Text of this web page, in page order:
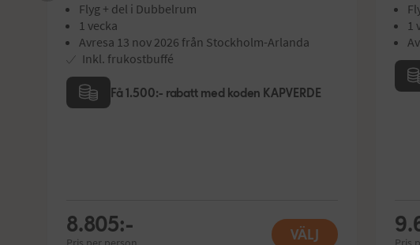
Flyg + del i Dubbelrum
1 vecka
Avresa 13 nov 2026 från Stockholm-Arlanda
Inkl. frukostbuffé
Få 1.500:- rabatt med koden KAPVERDE
8.805:- VÄLJ
1